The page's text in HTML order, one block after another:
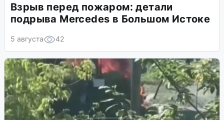
Взрыв перед пожаром: детали
подрыва Mercedes в Большом Истоке
5 августа 42